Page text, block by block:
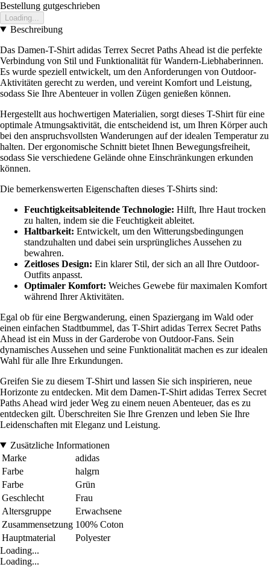
Bestellung gutgeschrieben
Loading...
Beschreibung
Das Damen-T-Shirt adidas Terrex Secret Paths Ahead ist die perfekte
Verbindung von Stil und Funktionalität für Wandern-Liebhaberinnen.
Es wurde speziell entwickelt, um den Anforderungen von Outdoor-
Aktivitäten gerecht zu werden, und vereint Komfort und Leistung,
sodass Sie Ihre Abenteuer in vollen Zügen genießen können.
Hergestellt aus hochwertigen Materialien, sorgt dieses T-Shirt für eine
optimale Atmungsaktivität, die entscheidend ist, um Ihren Körper auch
bei den anspruchsvollsten Wanderungen auf der idealen Temperatur zu
halten. Der ergonomische Schnitt bietet Ihnen Bewegungsfreiheit,
sodass Sie verschiedene Gelände ohne Einschränkungen erkunden
können.
Die bemerkenswerten Eigenschaften dieses T-Shirts sind:
Feuchtigkeitsableitende Technologie: Hilft, Ihre Haut trocken
zu halten, indem sie die Feuchtigkeit ableitet.
Haltbarkeit: Entwickelt, um den Witterungsbedingungen
standzuhalten und dabei sein ursprüngliches Aussehen zu
bewahren.
Zeitloses Design: Ein klarer Stil, der sich an all Ihre Outdoor-
Outfits anpasst.
Optimaler Komfort: Weiches Gewebe für maximalen Komfort
während Ihrer Aktivitäten.
Egal ob für eine Bergwanderung, einen Spaziergang im Wald oder
einen einfachen Stadtbummel, das T-Shirt adidas Terrex Secret Paths
Ahead ist ein Muss in der Garderobe von Outdoor-Fans. Sein
dynamisches Aussehen und seine Funktionalität machen es zur idealen
Wahl für alle Ihre Erkundungen.
Greifen Sie zu diesem T-Shirt und lassen Sie sich inspirieren, neue
Horizonte zu entdecken. Mit dem Damen-T-Shirt adidas Terrex Secret
Paths Ahead wird jeder Weg zu einem neuen Abenteuer, das es zu
entdecken gilt. Überschreiten Sie Ihre Grenzen und leben Sie Ihre
Leidenschaften mit Eleganz und Leistung.
Zusätzliche Informationen
Marke
adidas
Farbe
halgrn
Farbe
Grün
Geschlecht
Frau
Altersgruppe
Erwachsene
Zusammensetzung 100% Coton
Hauptmaterial
Polyester
Loading...
Loading...